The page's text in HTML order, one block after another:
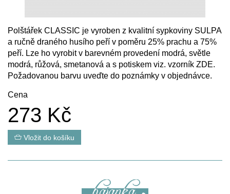
Polštářek CLASSIC je vyroben z kvalitní sypkoviny SULPA
a ručně draného husího peří v poměru 25% prachu a 75%
peří. Lze ho vyrobit v barevném provedení modrá, světle
modrá, růžová, smetanová a s potiskem viz. vzorník ZDE.
Požadovanou barvu uveďte do poznámky v objednávce.
Cena
273 Kč
Vložit do košíku